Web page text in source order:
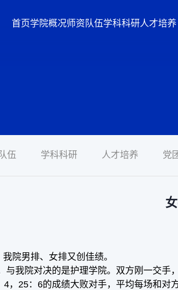
首页学院概况师资队伍学科科研人才培养
伍 学科科研 人才培养 党
院男排、女排又创佳绩。
我院对决的是护理学院。双方刚一交手
4，25：6的成绩大败对手，平均每场和对